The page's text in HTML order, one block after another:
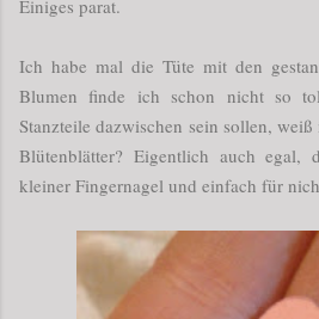
Einiges parat.
Ich habe mal die Tüte mit den
Blumen finde ich schon nicht so
Stanzteile dazwischen sein sollen,
Blütenblätter? Eigentlich auch
kleiner Fingernagel und einfach für